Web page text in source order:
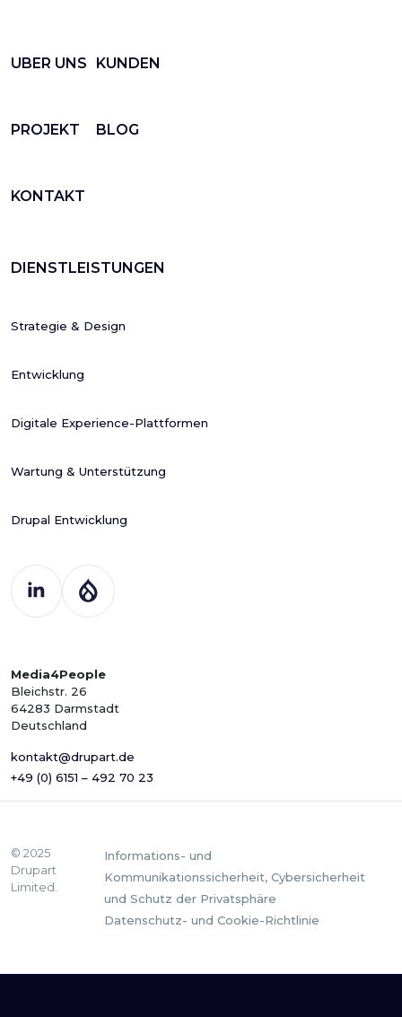
UBER UNS KUNDEN
PROJEKT BLOG
KONTAKT
DIENSTLEISTUNGEN
Strategie & Design
Entwicklung
Digitale Experience-Plattformen
Wartung & Unterstützung
Drupal Entwicklung
Media4People
Bleichstr. 26
64283 Darmstadt
Deutschland
kontakt@drupart.de
+49 (0) 6151 – 492 70 23
© 2025
Drupart
Limited.
Informations- und
Kommunikationssicherheit, Cybersicherheit
und Schutz der Privatsphäre
Datenschutz- und Cookie-Richtlinie